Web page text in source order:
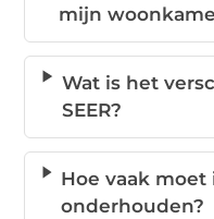
mijn
Wat is het
SEER?
Hoe vaak
onderhouden?